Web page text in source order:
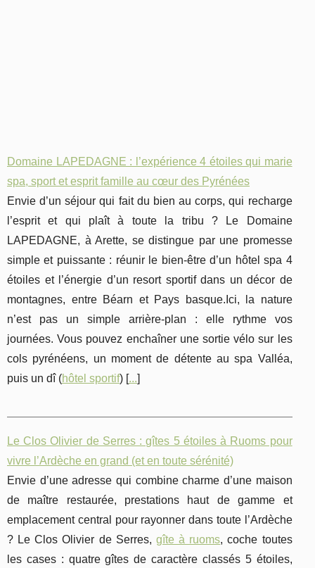
Domaine LAPEDAGNE : l’expérience 4 étoiles qui marie
spa, sport et esprit famille au cœur des Pyrénées
Envie d’un séjour qui fait du bien au corps, qui recharge
l’esprit et qui plaît à toute la tribu ? Le Domaine
LAPEDAGNE, à Arette, se distingue par une promesse
simple et puissante : réunir le bien-être d’un hôtel spa 4
étoiles et l’énergie d’un resort sportif dans un décor de
montagnes, entre Béarn et Pays basque.Ici, la nature
n’est pas un simple arrière-plan : elle rythme vos
journées. Vous pouvez enchaîner une sortie vélo sur les
cols pyrénéens, un moment de détente au spa Valléa,
puis un dî (hôtel sportif) [...]
Le Clos Olivier de Serres : gîtes 5 étoiles à Ruoms pour
vivre l’Ardèche en grand (et en toute sérénité)
Envie d’une adresse qui combine charme d’une maison
de maître restaurée, prestations haut de gamme et
emplacement central pour rayonner dans toute l’Ardèche
? Le Clos Olivier de Serres, gîte à ruoms, coche toutes
les cases : quatre gîtes de caractère classés 5 étoiles,